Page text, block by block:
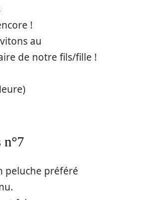
!
au
de notre fils/fille !
n°7
peluche préféré